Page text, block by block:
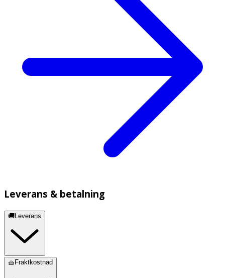
Leverans & betalning
🚚Leverans
🧺Fraktkostnad